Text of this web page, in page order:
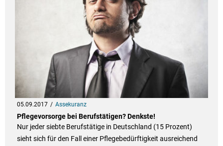
05.09.2017 Assekuranz
Pflegevorsorge bei Berufstätigen? Denkste!
Nur jeder siebte Berufstätige in Deutschland (15 Prozent)
sieht sich für den Fall einer Pflegebedürftigkeit ausreichend